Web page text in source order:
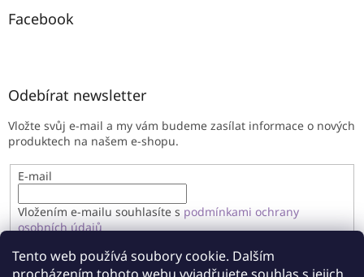
Tento web používá soubory cookie. Dalším
Facebook
Odebírat newsletter
Vložte svůj e-mail a my vám budeme zasílat informace o nových
produktech na našem e-shopu.
E-mail
Vložením e-mailu souhlasíte s podmínkami ochrany
osobních údajů
PŘIHLÁSIT SE